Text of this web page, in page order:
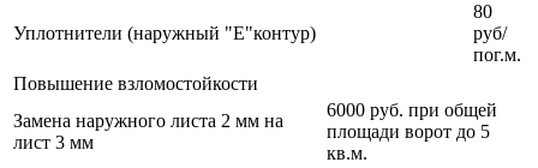
Уплотнители (наружный "Е"контур)
80
руб/
пог.м.
Повышение взломостойкости
Замена наружного листа 2 мм на
лист 3 мм
6000 руб. при общей
площади ворот до 5
кв.м.